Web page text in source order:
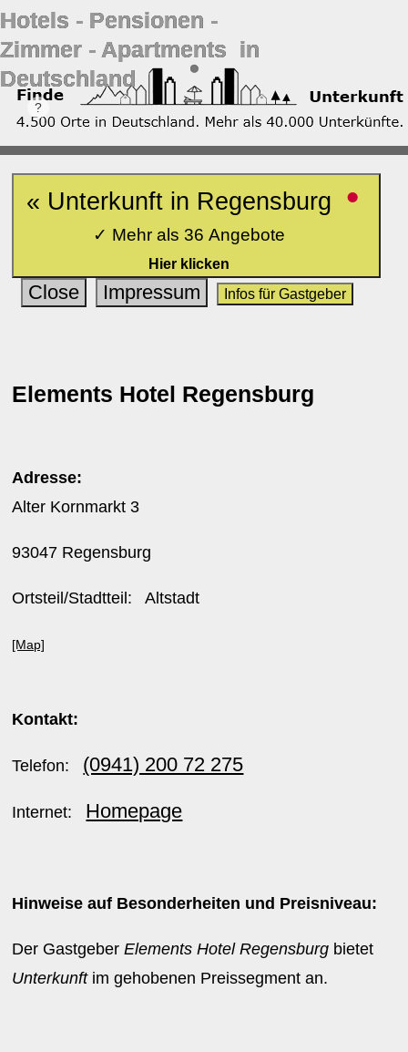
Hotels ‐ Pensionen ‐
Zimmer ‐ Apartments in
Deutschland
« Unterkunft in Regensburg •
✓ Mehr als 36 Angebote
Hier klicken
Close Impressum Infos für Gastgeber
Elements Hotel Regensburg
Adresse:
Alter Kornmarkt 3
93047 Regensburg
Ortsteil/Stadtteil: Altstadt
[Map]
Kontakt:
Telefon: (0941) 200 72 275
Internet: Homepage
Hinweise auf Besonderheiten und Preisniveau:
Der GastgeberElements Hotel Regensburg bietet
Unterkunftim gehobenen Preissegment an.